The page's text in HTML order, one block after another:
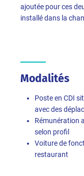
ajoutée pour ces
installé dans la
Modalités
Poste en CDI
avec des
Rémunération
selon profil
Voiture de
restaurant